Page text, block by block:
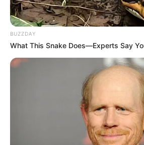
BUZZDAY
What This Snake Does—Experts Say